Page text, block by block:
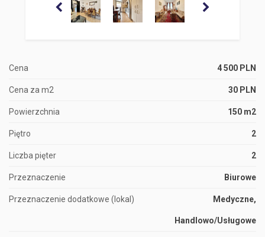
Cena 4 500 PLN
Cena za m2 30 PLN
Powierzchnia 150 m2
Piętro 2
Liczba pięter 2
Przeznaczenie Biurowe
Przeznaczenie dodatkowe (lokal) Medyczne,
Handlowo/Usługowe